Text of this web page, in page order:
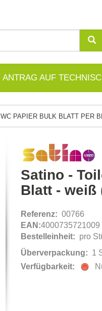
ANTRAG AUF
WC PAPIER BULK BLATT PER
Satino -
Blatt - weiß
Referenz: 00766
EAN:4000735721009
Bestelleinheit: pro
Überverpackung: 1
Verfügbarkeit: